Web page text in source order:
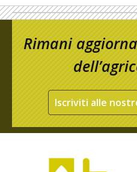
Rimani
Iscriviti alle